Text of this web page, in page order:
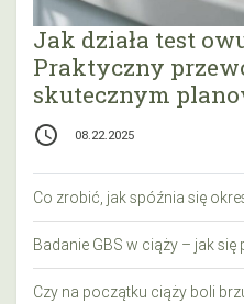
Jak działa test
Praktyczny
skutecznym
access_time 08.22.2025